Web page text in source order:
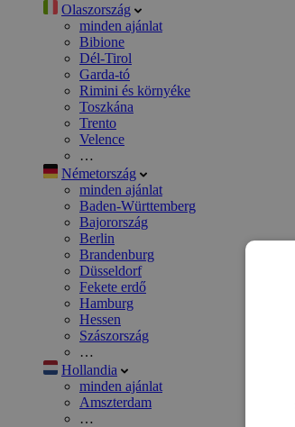
Olaszország
minden ajánlat
Bibione
Dél-Tirol
Garda-tó
Rimini és környéke
Toszkána
Trento
Velence
…
Németország
minden ajánlat
Baden-Württemberg
Bajorország
Berlin
Brandenburg
Düsseldorf
Fekete erdő
Hamburg
Hessen
Szászország
…
Hollandia
minden ajánlat
Amszterdam
…